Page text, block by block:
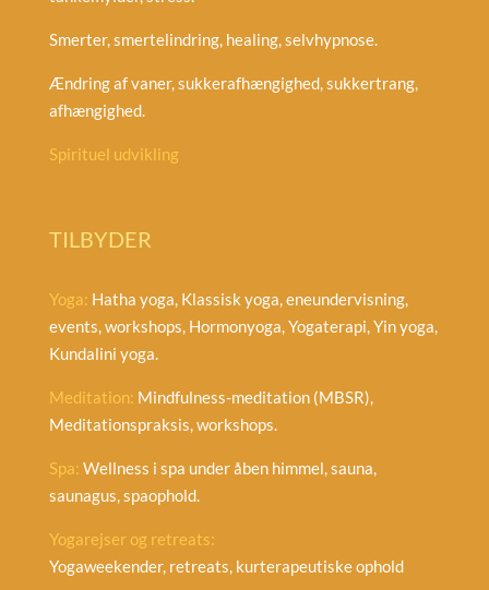
Smerter, smertelindring, healing, selvhypnose.
Ændring af vaner, sukkerafhængighed, sukkertrang,
afhængighed.
Spirituel udvikling
TILBYDER
Yoga: Hatha yoga, Klassisk yoga, eneundervisning,
events, workshops, Hormonyoga, Yogaterapi, Yin yoga,
Kundalini yoga.
Meditation: Mindfulness-meditation (MBSR),
Meditationspraksis, workshops.
Spa: Wellness i spa under åben himmel, sauna,
saunagus, spaophold.
Yogarejser og retreats:
Yogaweekender, retreats, kurterapeutiske ophold